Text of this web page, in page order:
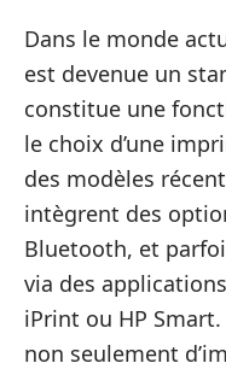
Dans le monde
est devenue un
constitue une
le choix d’une
des modèles
intègrent des
Bluetooth, et
via des
iPrint ou HP
non seulement